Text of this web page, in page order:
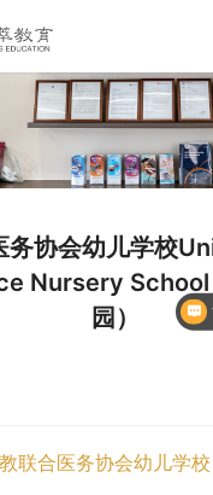
务协会幼儿学校
Nursery School
园）
联合医务协会幼儿学校